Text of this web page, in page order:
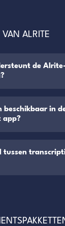
ALRITE
de
beschikbaar in
app?
tussen